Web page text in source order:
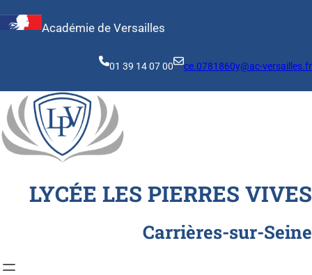
au
Académie de Versailles
01 39 14 07 00 ce.0781860y@ac-versailles.fr
LYCÉE LES PIERRES VIVES
Carrières-sur-Seine